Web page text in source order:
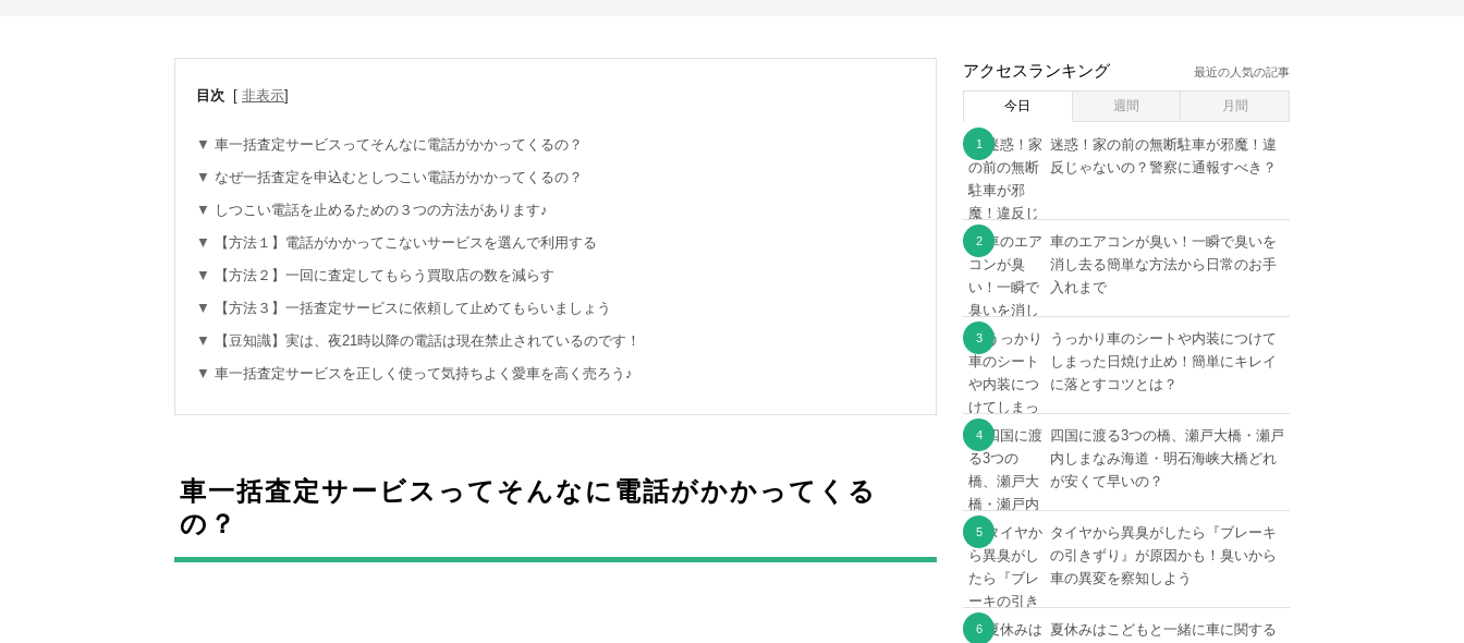
目次 [ 非表示]
車一括査定サービスってそんなに電話がかかってくるの？
なぜ一括査定を申込むとしつこい電話がかかってくるの？
しつこい電話を止めるための３つの方法があります♪
【方法１】電話がかかってこないサービスを選んで利用する
【方法２】一回に査定してもらう買取店の数を減らす
【方法３】一括査定サービスに依頼して止めてもらいましょう
【豆知識】実は、夜21時以降の電話は現在禁止されているのです！
車一括査定サービスを正しく使って気持ちよく愛車を高く売ろう♪
車一括査定サービスってそんなに電話がかかってくる
の？
アクセスランキング 最近の人気の記事
今日 週間 月間
迷惑！家の前の無断駐車が邪魔！違
反じゃないの？警察に通報すべき？
車のエアコンが臭い！一瞬で臭いを
消し去る簡単な方法から日常のお手
入れまで
うっかり車のシートや内装につけて
しまった日焼け止め！簡単にキレイ
に落とすコツとは？
四国に渡る3つの橋、瀬戸大橋・瀬戸
内しまなみ海道・明石海峡大橋どれ
が安くて早いの？
タイヤから異臭がしたら『ブレーキ
の引きずり』が原因かも！臭いから
車の異変を察知しよう
夏休みはこどもと一緒に車に関する